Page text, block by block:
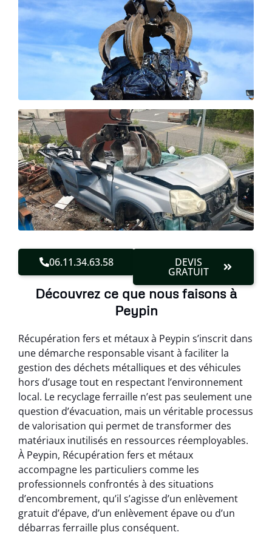
06.11.34.63.58 DEVIS
GRATUIT
Découvrez ce que nous faisons à
Peypin
Récupération fers et métaux à Peypin s’inscrit dans
une démarche responsable visant à faciliter la
gestion des déchets métalliques et des véhicules
hors d’usage tout en respectant l’environnement
local. Le recyclage ferraille n’est pas seulement une
question d’évacuation, mais un véritable processus
de valorisation qui permet de transformer des
matériaux inutilisés en ressources réemployables.
À Peypin, Récupération fers et métaux
accompagne les particuliers comme les
professionnels confrontés à des situations
d’encombrement, qu’il s’agisse d’un enlèvement
gratuit d’épave, d’un enlèvement épave ou d’un
débarras ferraille plus conséquent.